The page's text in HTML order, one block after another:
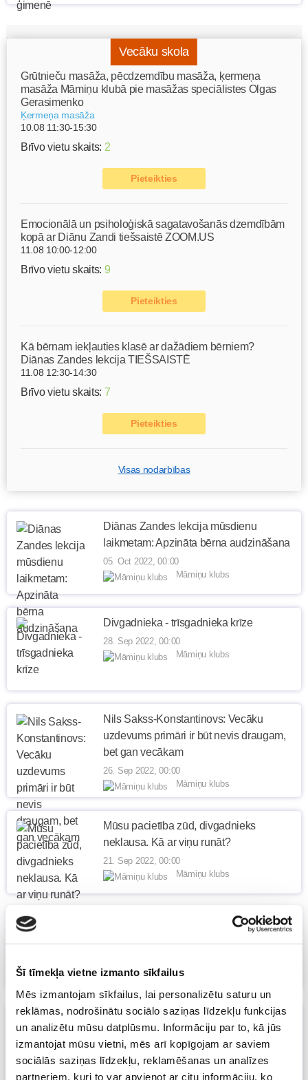
Šī tīmekļa vietne izmanto sīkfailus
Mēs izmantojam sīkfailus, lai personalizētu saturu un
reklāmas, nodrošinātu sociālo saziņas līdzekļu funkcijas
un analizētu mūsu datplūsmu. Informāciju par to, kā jūs
izmantojat mūsu vietni, mēs arī kopīgojam ar saviem
sociālās saziņas līdzekļu, reklamēšanas un analīzes
partneriem, kuri to var apvienot ar citu informāciju, ko
Vecāku skola
Grūtnieču masāža, pēcdzemdību masāža, ķermeņa
masāža Māmiņu klubā pie masāžas speciālistes Olgas
Gerasimenko
Ķermeņa masāža
10.08 11:30-15:30
Brīvo vietu skaits: 2
Pieteikties
Emocionālā un psiholoģiskā sagatavošanās dzemdībām
kopā ar Diānu Zandi tiešsaistē ZOOM.US
11.08 10:00-12:00
Brīvo vietu skaits: 9
Pieteikties
Kā bērnam iekļauties klasē ar dažādiem bērniem?
Diānas Zandes lekcija TIEŠSAISTĒ
11.08 12:30-14:30
Brīvo vietu skaits: 7
Pieteikties
Visas nodarbības
Diānas Zandes lekcija mūsdienu
laikmetam: Apzināta bērna audzināšana
05. Oct 2022, 00:00
Māmiņu klubs
Divgadnieka - trīsgadnieka krīze
28. Sep 2022, 00:00
Māmiņu klubs
Nils Sakss-Konstantinovs: Vecāku
uzdevums primāri ir būt nevis draugam,
bet gan vecākam
26. Sep 2022, 00:00
Māmiņu klubs
Mūsu pacietība zūd, divgadnieks
neklausa. Kā ar viņu runāt?
21. Sep 2022, 00:00
Māmiņu klubs
Bērnu emocionālā audzināšana.
Māmiņu klubs
Kā komunicēt ar bērnu MĪLESTĪBAS
VALODĀ
Māmiņu klubs